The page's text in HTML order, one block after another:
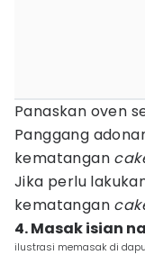
Panaskan oven
Panggang
kematangan
Jika perlu
kematangan
4. Masak isian
ilustrasi memasak di